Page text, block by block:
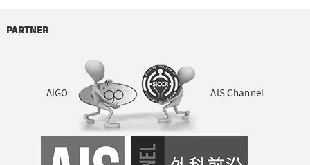
PARTNER
AIGO AIS Channel